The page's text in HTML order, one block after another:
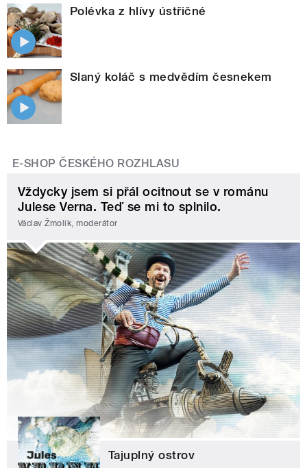
Polévka z hlívy ústřičné
Slaný koláč s medvědím česnekem
E-SHOP ČESKÉHO ROZHLASU
Vždycky jsem si přál ocitnout se v románu
Julese Verna. Teď se mi to splnilo.
Václav Žmolík, moderátor
Tajuplný ostrov